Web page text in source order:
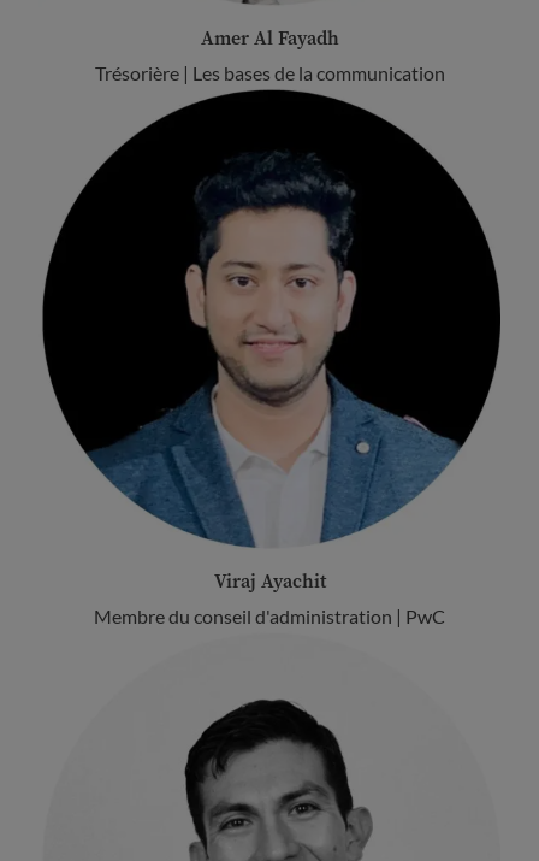
Amer Al Fayadh
Trésorière | Les bases de la communication
Viraj Ayachit
Membre du conseil d'administration | PwC